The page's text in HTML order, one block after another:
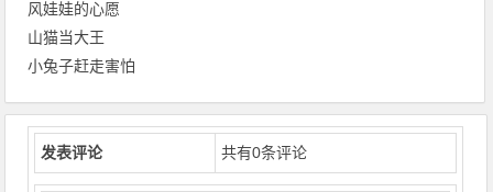
风娃娃的心愿
山猫当大王
小兔子赶走害怕
发表评论 共有0条评论